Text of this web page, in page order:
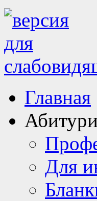
Главная
Для